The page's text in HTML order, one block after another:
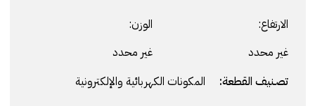
الارتفاع:
غير محدد
الوزن:
غير محدد
تصنيف القطعة: المكونات الكهربائية والإلكترونية